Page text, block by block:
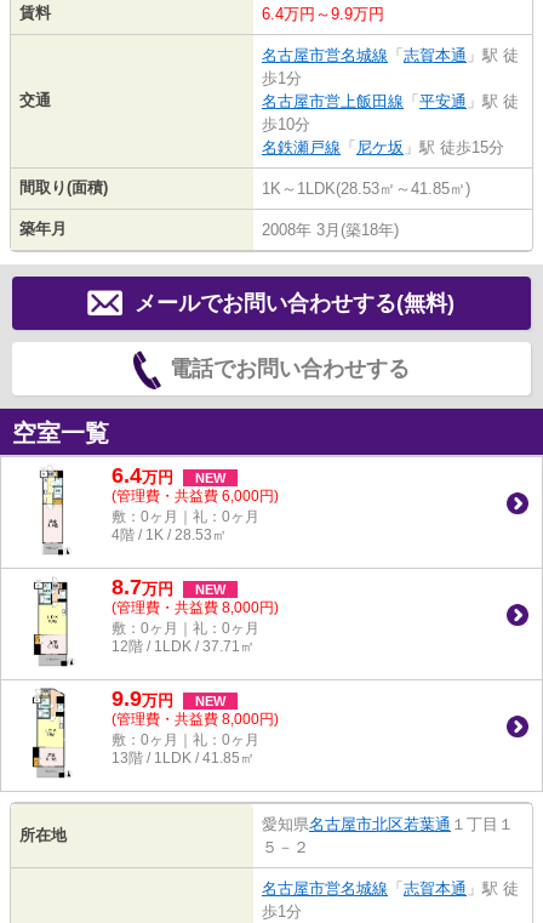
賃料 6.4万円～9.9万円
交通
名古屋市営名城線 「 志賀本通 」駅 徒
歩1分
名古屋市営上飯田線 「 平安通 」駅 徒
歩10分
名鉄瀬戸線 「 尼ケ坂 」駅 徒歩15分
間取り(面積) 1K～1LDK(28.53㎡～41.85㎡)
築年月 2008年 3月(築18年)
メールでお問い合わせする(無料)
電話でお問い合わせする
空室一覧
6.4万円 NEW
(管理費・共益費 6,000円)
敷：0ヶ月｜礼：0ヶ月
4階 / 1K / 28.53㎡
8.7万円 NEW
(管理費・共益費 8,000円)
敷：0ヶ月｜礼：0ヶ月
12階 / 1LDK / 37.71㎡
9.9万円 NEW
(管理費・共益費 8,000円)
敷：0ヶ月｜礼：0ヶ月
13階 / 1LDK / 41.85㎡
所在地
愛知県名古屋市北区若葉通 １丁目１
５－２
名古屋市営名城線 「 志賀本通 」駅 徒
歩1分